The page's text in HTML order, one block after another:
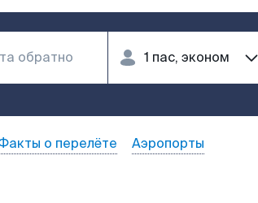
о перелёте Аэропорты